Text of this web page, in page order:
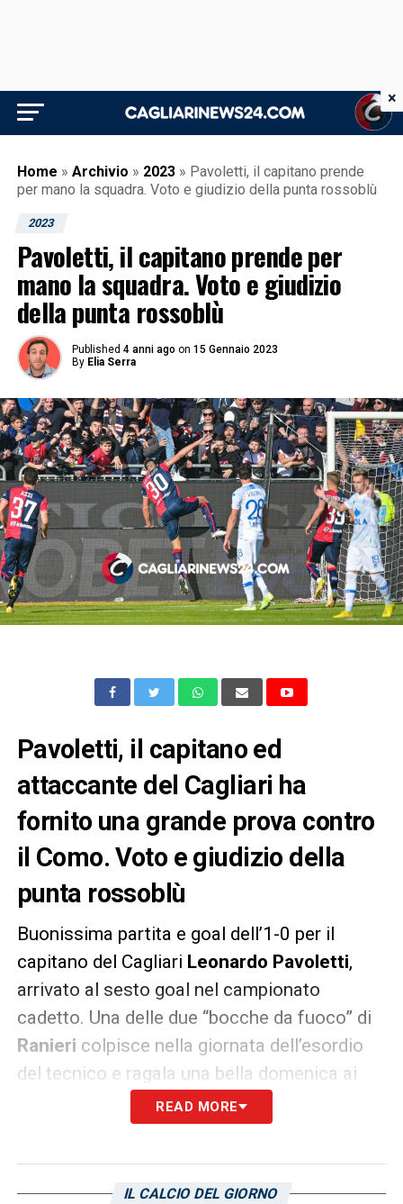
Home » Archivio » 2023 » Pavoletti, il capitano prende
per mano la squadra. Voto e giudizio della punta rossoblù
2023
Pavoletti, il capitano prende per
mano la squadra. Voto e giudizio
della punta rossoblù
Published 4 anni ago on 15 Gennaio 2023
By Elia Serra
Pavoletti, il capitano ed
attaccante del Cagliari ha
fornito una grande prova contro
il Como. Voto e giudizio della
punta rossoblù
Buonissima partita e goal dell’1-0 per il
capitano del Cagliari Leonardo Pavoletti,
arrivato al sesto goal nel campionato
cadetto. Una delle due “bocche da fuoco” di
Ranieri colpisce nella giornata dell’esordio
del tecnico e ragala una bella domenica ai
tifosi rossoblù accorsi a riempire di calore la
Unipol Domus. Ecco il voto e il giudizio de
indirizza un match scorbutico segnando dal
READ MORE
IL CALCIO DEL GIORNO
×